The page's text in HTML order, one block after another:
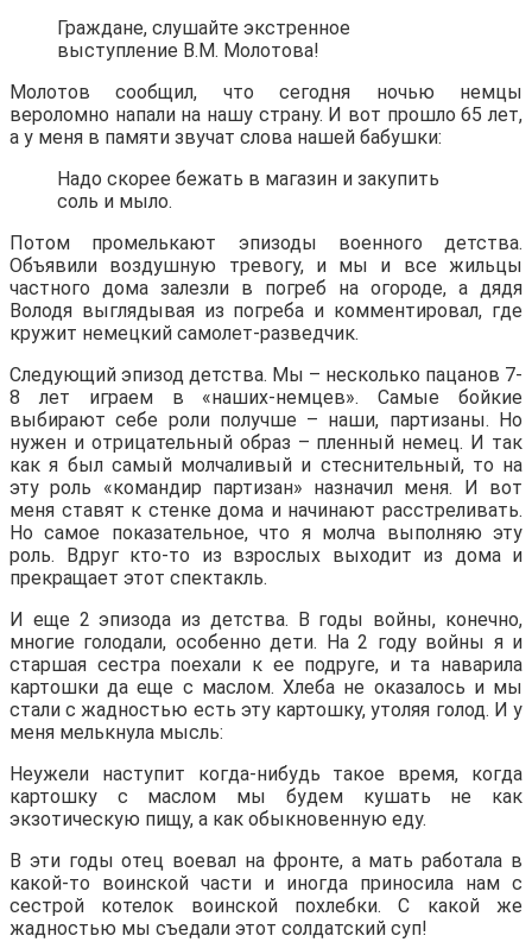
Граждане, слушайте экстренное
выступление В.М. Молотова!
Молотов сообщил, что сегодня ночью немцы
вероломно напали на нашу страну. И вот прошло 65 лет,
а у меня в памяти звучат слова нашей бабушки:
Надо скорее бежать в магазин и закупить
соль и мыло.
Потом промелькают эпизоды военного детства.
Объявили воздушную тревогу, и мы и все жильцы
частного дома залезли в погреб на огороде, а дядя
Володя выглядывая из погреба и комментировал, где
кружит немецкий самолет-разведчик.
Следующий эпизод детства. Мы – несколько пацанов 7-
8 лет играем в «наших-немцев». Самые бойкие
выбирают себе роли получше – наши, партизаны. Но
нужен и отрицательный образ – пленный немец. И так
как я был самый молчаливый и стеснительный, то на
эту роль «командир партизан» назначил меня. И вот
меня ставят к стенке дома и начинают расстреливать.
Но самое показательное, что я молча выполняю эту
роль. Вдруг кто-то из взрослых выходит из дома и
прекращает этот спектакль.
И еще 2 эпизода из детства. В годы войны, конечно,
многие голодали, особенно дети. На 2 году войны я и
старшая сестра поехали к ее подруге, и та наварила
картошки да еще с маслом. Хлеба не оказалось и мы
стали с жадностью есть эту картошку, утоляя голод. И у
меня мелькнула мысль:
Неужели наступит когда-нибудь такое время, когда
картошку с маслом мы будем кушать не как
экзотическую пищу, а как обыкновенную еду.
В эти годы отец воевал на фронте, а мать работала в
какой-то воинской части и иногда приносила нам с
сестрой котелок воинской похлебки. С какой же
жадностью мы съедали этот солдатский суп!